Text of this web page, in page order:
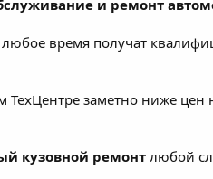
и ремонт
время получат
заметно ниже
кузовной ремонт любой